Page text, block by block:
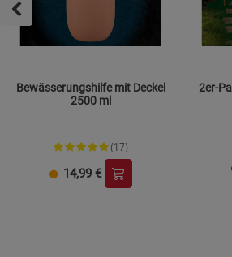
Bewässerungshilfe mit Deckel
2500 ml
(17)
14,99 €
2er-